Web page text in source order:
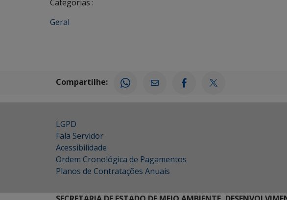
Categorias :
Geral
Compartilhe:
LGPD
Fala Servidor
Acessibilidade
Ordem Cronológica de Pagamentos
Planos de Contratações Anuais